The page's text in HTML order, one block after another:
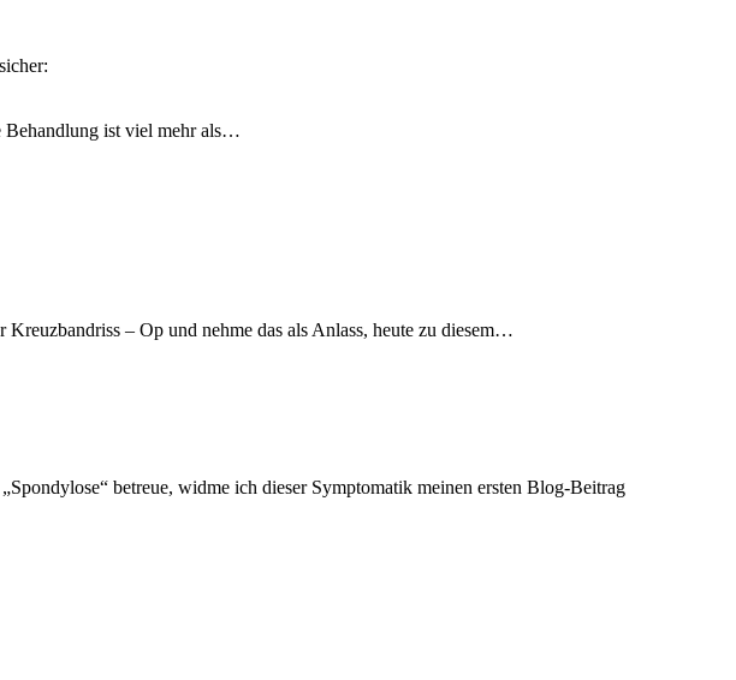
Behandlung ist viel mehr als…
– Op und nehme das als Anlass, heute zu diesem…
betreue, widme ich dieser Symptomatik meinen ersten Blog-Beitrag